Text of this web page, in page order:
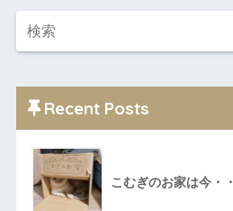
Recent Posts
こむぎのお家は今・・